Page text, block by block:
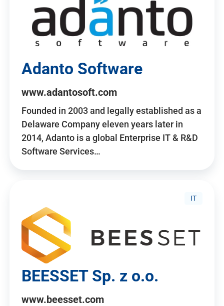
Adanto Software
www.adantosoft.com
Founded in 2003 and legally established as a
Delaware Company eleven years later in
2014, Adanto is a global Enterprise IT & R&D
Software Services…
IT
BEESSET Sp. z o.o.
www.beesset.com